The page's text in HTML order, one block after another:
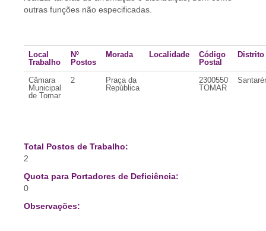
outras funções não especificadas.
Local
Trabalho
Nº
Postos
Morada Localidade
Código
Postal
Distrito
Câmara
Municipal
de Tomar
2
Praça da
República
2300550
TOMAR
Total Postos de Trabalho:
2
Quota para Portadores de Deficiência:
0
Observações: